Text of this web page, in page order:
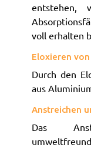
entstehen,
voll erhalten
Eloxieren
Durch den
aus
Anstreichen
Das